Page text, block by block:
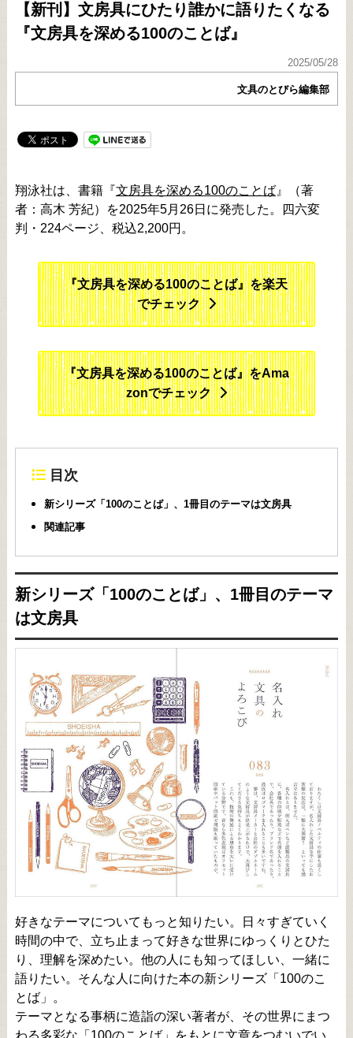
【新刊】文房具にひたり誰かに語りたくなる
『文房具を深める100のことば』
2025/05/28
文具のとびら編集部
翔泳社は、書籍『文房具を深める100のことば』（著
者：高木 芳紀）を2025年5月26日に発売した。四六変
判・224ページ、税込2,200円。
『文房具を深める100のことば』を楽天
でチェック
『文房具を深める100のことば』をAma
zonでチェック
目次
新シリーズ「100のことば」、1冊目のテーマは文房具
関連記事
新シリーズ「100のことば」、1冊目のテーマ
は文房具
好きなテーマについてもっと知りたい。日々すぎていく
時間の中で、立ち止まって好きな世界にゆっくりとひた
り、理解を深めたい。他の人にも知ってほしい、一緒に
語りたい。そんな人に向けた本の新シリーズ「100のこ
とば」。
テーマとなる事柄に造詣の深い著者が、その世界にまつ